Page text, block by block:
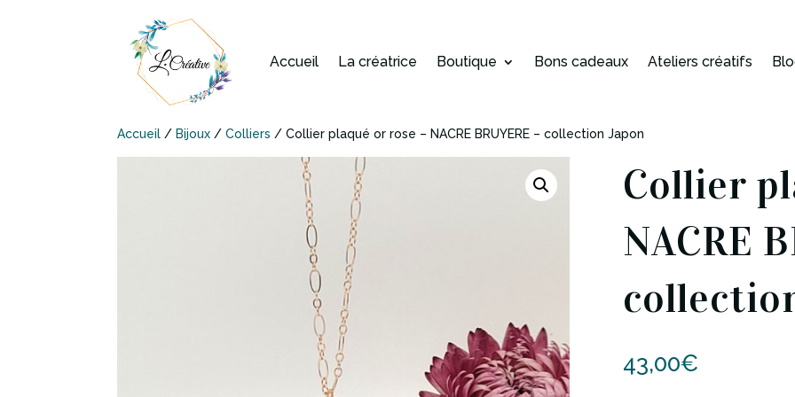
Accueil La créatrice Boutique Bons cadeaux Ateliers créatifs
Accueil / Bijoux / Colliers / Collier plaqué or rose – NACRE BRUYERE – collection Japon
Collier
NACRE
43,00€